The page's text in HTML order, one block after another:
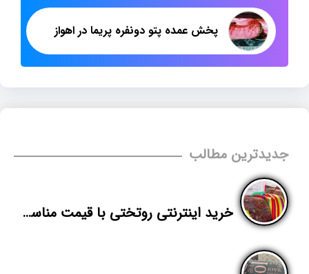
پخش عمده پتو دونفره پریما در اهواز
جدیدترین مطالب
خرید اینترنتی روتختی با قیمت مناسب | عمده فروشی روتختی سنتی | پاندا